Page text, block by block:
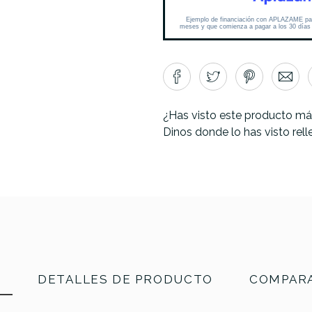
¿Has visto este producto
Dinos donde lo has visto
DETALLES DE PRODUCTO